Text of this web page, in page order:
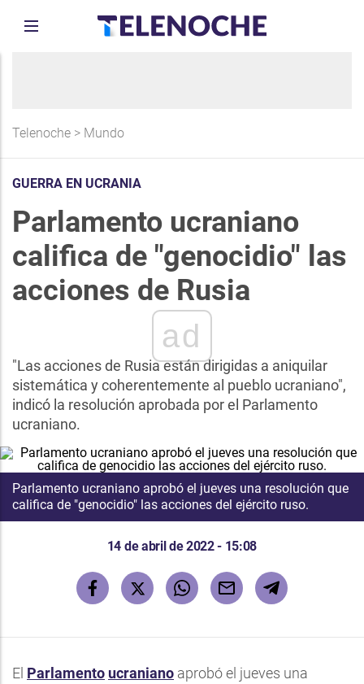
Telenoche > Mundo
GUERRA EN UCRANIA
Parlamento ucraniano
califica de "genocidio" las
acciones de Rusia
ad
"Las acciones de Rusia están dirigidas a aniquilar
sistemática y coherentemente al pueblo ucraniano",
indicó la resolución aprobada por el Parlamento
ucraniano.
Parlamento ucraniano aprobó el jueves una resolución que
califica de "genocidio" las acciones del ejército ruso.
14 de abril de 2022 - 15:08
El Parlamento ucraniano aprobó el jueves una